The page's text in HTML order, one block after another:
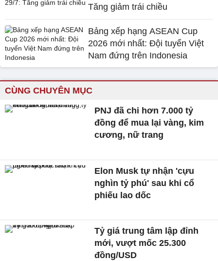
Tăng giảm trái chiều
Bảng xếp hạng ASEAN Cup
2026 mới nhất: Đội tuyển Việt
Nam đứng trên Indonesia
CÙNG CHUYÊN MỤC
PNJ đã chi hơn 7.000 tỷ
đồng để mua lại vàng, kim
cương, nữ trang
Elon Musk tự nhận 'cựu
nghìn tỷ phú' sau khi cổ
phiếu lao dốc
Tỷ giá trung tâm lập đỉnh
mới, vượt mốc 25.300
đồng/USD